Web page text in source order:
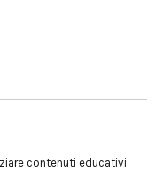
contenuti educativi